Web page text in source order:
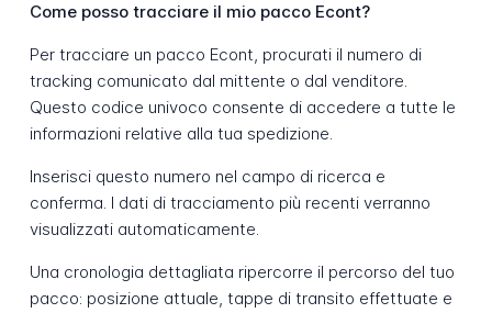
Come posso tracciare il mio pacco Econt?
Per tracciare un pacco Econt, procurati il numero di
tracking comunicato dal mittente o dal venditore.
Questo codice univoco consente di accedere a tutte le
informazioni relative alla tua spedizione.
Inserisci questo numero nel campo di ricerca e
conferma. I dati di tracciamento più recenti verranno
visualizzati automaticamente.
Una cronologia dettagliata ripercorre il percorso del tuo
pacco: posizione attuale, tappe di transito effettuate e